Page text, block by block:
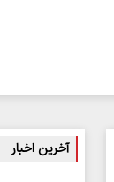
آخرین اخبار